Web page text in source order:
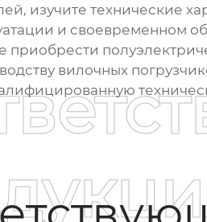
изучите технические
и своевременном
приобрести
вилочных